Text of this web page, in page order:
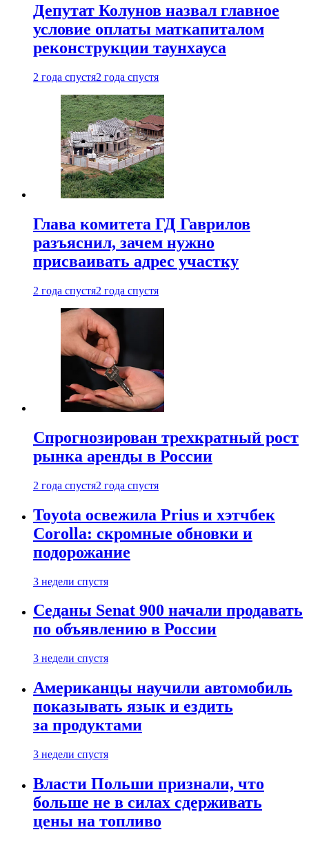
Депутат Колунов назвал главное
условие оплаты маткапиталом
реконструкции таунхауса
2 года спустя2 года спустя
Глава комитета ГД Гаврилов
разъяснил, зачем нужно
присваивать адрес участку
2 года спустя2 года спустя
Спрогнозирован трехкратный рост
рынка аренды в России
2 года спустя2 года спустя
Toyota освежила Prius и хэтчбек
Corolla: скромные обновки и
подорожание
3 недели спустя
Седаны Senat 900 начали продавать
по объявлению в России
3 недели спустя
Американцы научили автомобиль
показывать язык и ездить
за продуктами
3 недели спустя
Власти Польши признали, что
больше не в силах сдерживать
цены на топливо